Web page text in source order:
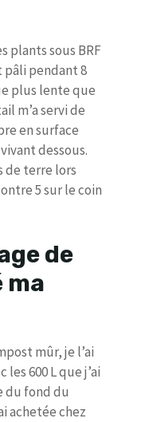
plants sous BRF
pendant 8
plus lente que
m’a servi de
en surface
dessous.
de terre lors
5 sur le coin
de
ma
mûr, je l’ai
600 L que j’ai
du fond du
achetée chez